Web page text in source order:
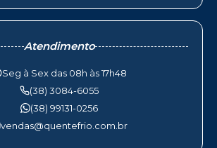
Atendimento
Seg à Sex das 08h às 17h48
(38) 3084-6055
(38) 99131-0256
vendas@quentefrio.com.br